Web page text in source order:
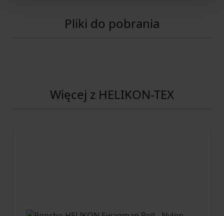
Pliki do pobrania
Więcej z HELIKON-TEX